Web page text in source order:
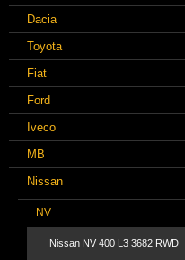
Dacia
Toyota
Fiat
Ford
Iveco
MB
Nissan
NV
Nissan NV 400 L3 3682 RWD